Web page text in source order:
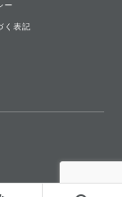
ー
く表記